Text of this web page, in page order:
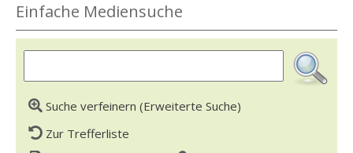
Einfache Mediensuche
Suche verfeinern (Erweiterte Suche)
Zur Trefferliste